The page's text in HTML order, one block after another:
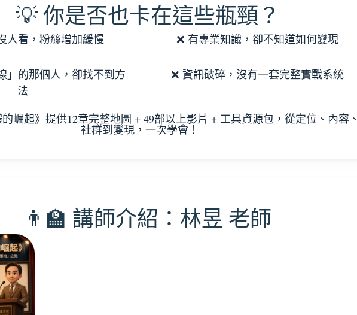
💡 你是否也卡在這些瓶頸？
人看，粉絲增加緩慢 ❌ 有專業知識，卻不知道如何變現
」的那個人，卻找不到方
法
❌ 資訊破碎，沒有一套完整實戰系統
崛起》提供12章完整地圖 + 49部以上影片 + 工具資源包，從定位、內容、
社群到變現，一次學會！
👨‍🏫 講師介紹：林昱 老師